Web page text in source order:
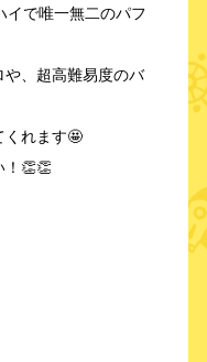
イで唯一無二のパフ
や、超高難易度のバ
くれます🤩
！👏👏